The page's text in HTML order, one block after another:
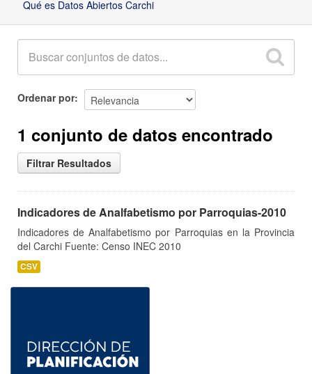
Qué es Datos Abiertos Carchi
Ordenar por
1 conjunto de datos encontrado
Filtrar Resultados
Indicadores de Analfabetismo por Parroquias-2010
Indicadores de Analfabetismo por Parroquias en la Provincia
del Carchi Fuente: Censo INEC 2010
CSV